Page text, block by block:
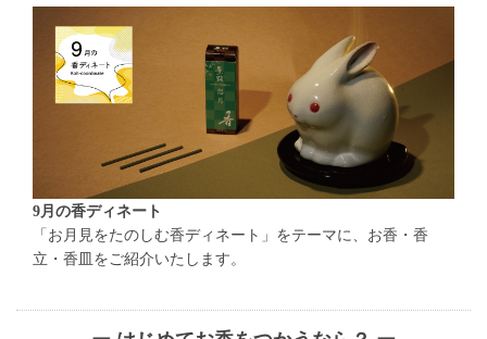
9月の香ディネート
「お月見をたのしむ香ディネート」をテーマに、お香・香
立・香皿をご紹介いたします。